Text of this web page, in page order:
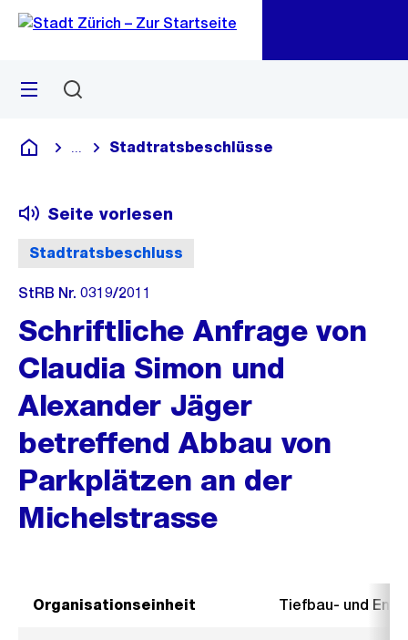
Navigation
Sprunglink
Menü
Deutsch
Blende alle Breadcrumbs ein
Stadtratsbeschlüsse
Stadtratsbeschluss
Seite vorlesen
StRB Nr. 0319/2011
Schriftliche Anfrage von
Claudia Simon und
Alexander Jäger
betreffend Abbau von
Parkplätzen an der
Michelstrasse
Organisationseinheit Tiefbau- und